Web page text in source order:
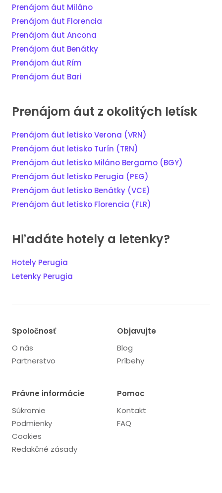
Prenájom áut Miláno
Prenájom áut Florencia
Prenájom áut Ancona
Prenájom áut Benátky
Prenájom áut Rím
Prenájom áut Bari
Prenájom áut z okolitých letísk
Prenájom áut letisko Verona (VRN)
Prenájom áut letisko Turín (TRN)
Prenájom áut letisko Miláno Bergamo (BGY)
Prenájom áut letisko Perugia (PEG)
Prenájom áut letisko Benátky (VCE)
Prenájom áut letisko Florencia (FLR)
Hľadáte hotely a letenky?
Hotely Perugia
Letenky Perugia
Spoločnosť
O nás
Partnerstvo
Objavujte
Blog
Príbehy
Právne informácie
Súkromie
Podmienky
Cookies
Redakčné zásady
Pomoc
Kontakt
FAQ